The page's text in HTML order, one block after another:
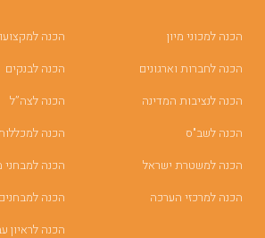
הכנה למכוני מיון
הכנה לחברות וארגונים
הכנה לנציבות המדינה
הכנה לשב"ס
הכנה למשטרת ישראל
הכנה למרכזי הערכה
הכנה
הכנה לבנקים
הכנה לצה”ל
הכנה
הכנה למבחני
הכנה
הכנה לראיון